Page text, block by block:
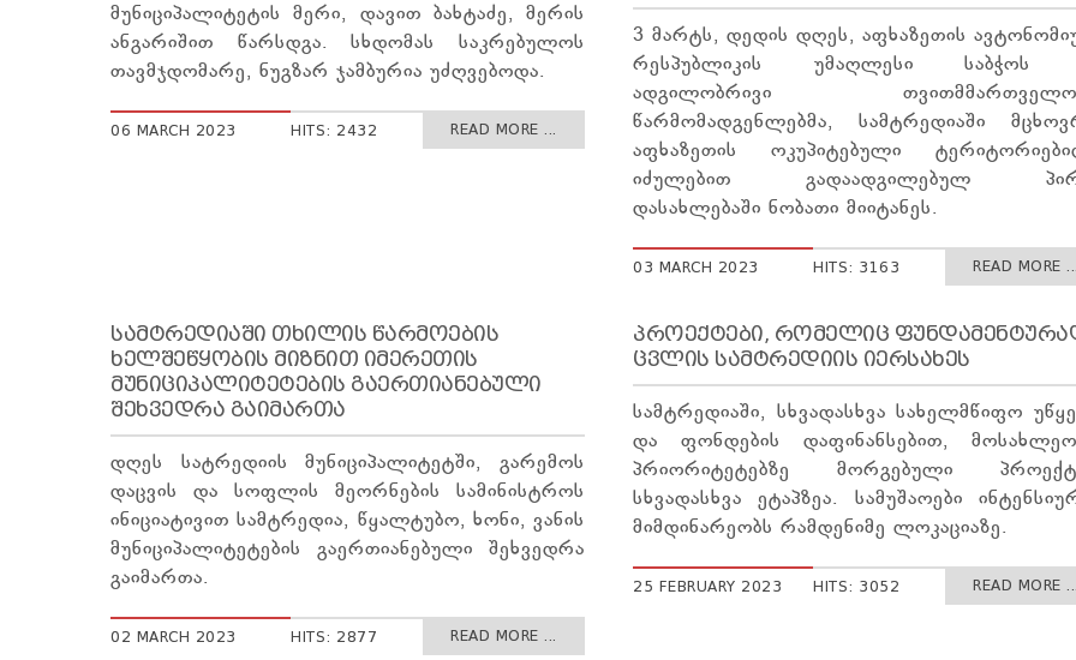
მუნიციპალიტეტის მერი, დავით ბახტაძე, მერის
ანგარიშით წარსდგა. სხდომას საკრებულოს
თავმჯდომარე, ნუგზარ ჯამბურია უძღვებოდა.
06 MARCH 2023 HITS: 2432 READ MORE ...
3 მარტს, დედის დღეს, აფხაზეთის
რესპუბლიკის უმაღლესი საბჭოს
ადგილობრივი
წარმომადგენლებმა, სამტრედიაში
აფხაზეთის ოკუპიტებული
იძულებით გადაადგილებულ
დასახლებაში ნობათი მიიტანეს.
03 MARCH 2023 HITS: 3163 READ MORE
ᲡᲐᲛᲢᲠᲔᲓᲘᲐᲨᲘ ᲗᲮᲘᲚᲘᲡ ᲬᲐᲠᲛᲝᲔᲑᲘᲡ
ᲮᲔᲚᲨᲔᲬᲧᲝᲑᲘᲡ ᲛᲘᲖᲜᲘᲗ ᲘᲛᲔᲠᲔᲗᲘᲡ
ᲛᲣᲜᲘᲪᲘᲞᲐᲚᲘᲢᲔᲢᲔᲑᲘᲡ ᲒᲐᲔᲠᲗᲘᲐᲜᲔᲑᲣᲚᲘ
ᲨᲔᲮᲕᲔᲓᲠᲐ ᲒᲐᲘᲛᲐᲠᲗᲐ
დღეს სატრედიის მუნიციპალიტეტში, გარემოს
დაცვის და სოფლის მეორნების სამინისტროს
ინიციატივით სამტრედია, წყალტუბო, ხონი, ვანის
მუნიციპალიტეტების გაერთიანებული შეხვედრა
გაიმართა.
02 MARCH 2023 HITS: 2877 READ MORE ...
ᲞᲠᲝᲔᲥᲢᲔᲑᲘ, ᲠᲝᲛᲔᲚᲘᲪ
ᲪᲕᲚᲘᲡ ᲡᲐᲛᲢᲠᲔᲓᲘᲘᲡ ᲘᲔᲠᲡᲐᲮᲔᲡ
სამტრედიაში, სხვადასხვა სახელმწიფო
და ფონდების დაფინანსებით,
პრიორიტეტებზე მორგებული
სხვადასხვა ეტაპზეა. სამუშაოები
მიმდინარეობს რამდენიმე ლოკაციაზე.
25 FEBRUARY 2023 HITS: 3052 READ MORE